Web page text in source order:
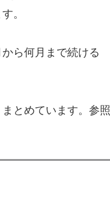
。
ら何月まで続ける
とめています。参照